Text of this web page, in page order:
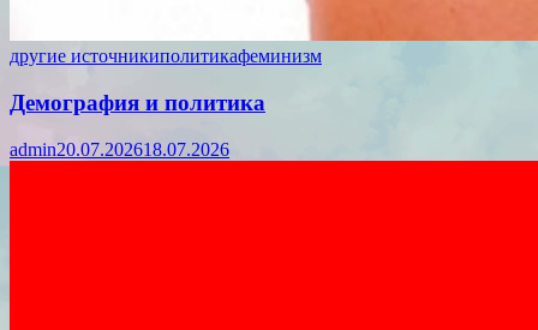
другие источникиполитикафеминизм
Демография и политика
admin20.07.202618.07.2026